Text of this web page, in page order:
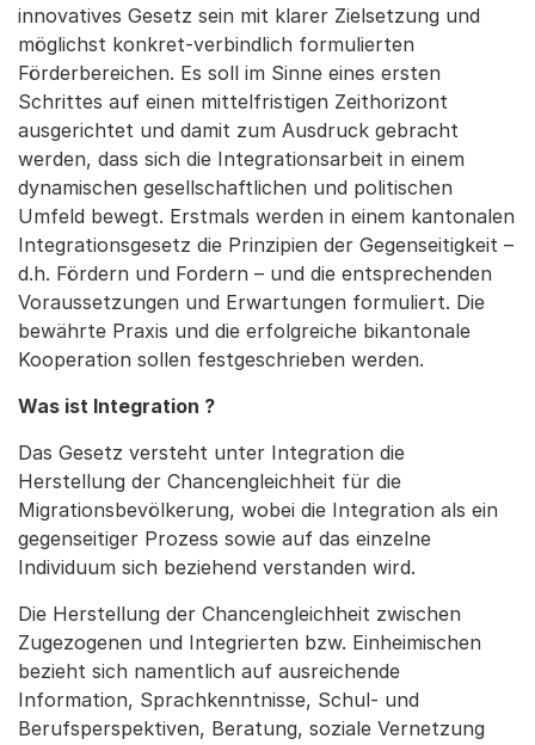
innovatives Gesetz sein mit klarer Zielsetzung und
möglichst konkret-verbindlich formulierten
Förderbereichen. Es soll im Sinne eines ersten
Schrittes auf einen mittelfristigen Zeithorizont
ausgerichtet und damit zum Ausdruck gebracht
werden, dass sich die Integrationsarbeit in einem
dynamischen gesellschaftlichen und politischen
Umfeld bewegt. Erstmals werden in einem kantonalen
Integrationsgesetz die Prinzipien der Gegenseitigkeit –
d.h. Fördern und Fordern – und die entsprechenden
Voraussetzungen und Erwartungen formuliert. Die
bewährte Praxis und die erfolgreiche bikantonale
Kooperation sollen festgeschrieben werden.
Was ist Integration ?
Das Gesetz versteht unter Integration die
Herstellung der Chancengleichheit für die
Migrationsbevölkerung, wobei die Integration als ein
gegenseitiger Prozess sowie auf das einzelne
Individuum sich beziehend verstanden wird.
Die Herstellung der Chancengleichheit zwischen
Zugezogenen und Integrierten bzw. Einheimischen
bezieht sich namentlich auf ausreichende
Information, Sprachkenntnisse, Schul- und
Berufsperspektiven, Beratung, soziale Vernetzung